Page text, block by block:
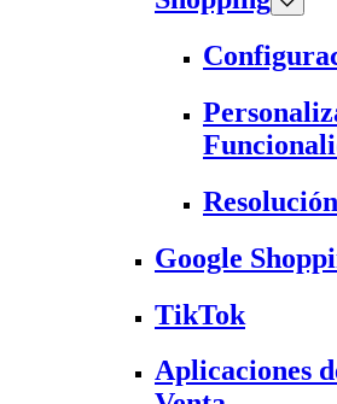
Google
TikTok
Aplicaciones